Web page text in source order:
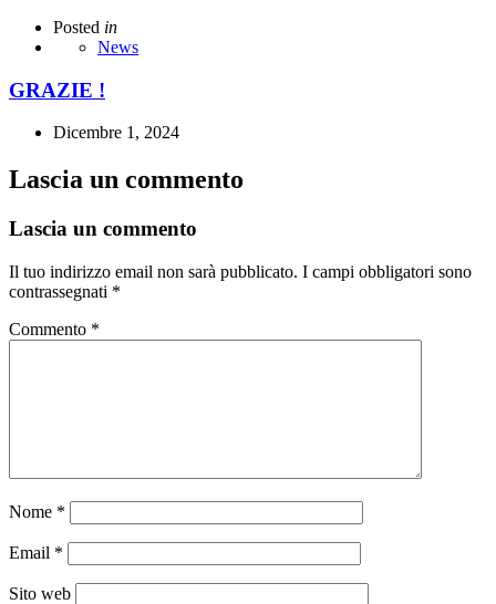
Posted in
News
GRAZIE !
Dicembre 1, 2024
Lascia un commento
Lascia un commento
Il tuo indirizzo email non sarà pubblicato. I campi obbligatori sono
contrassegnati *
Commento *
Nome *
Email *
Sito web